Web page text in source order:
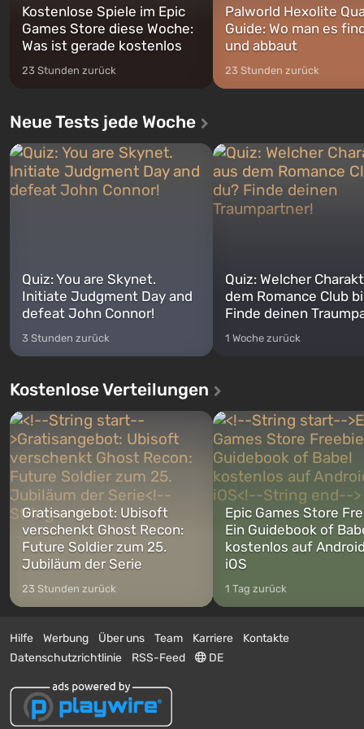
Kostenlose Spiele im Epic
Games Store diese Woche:
Was ist gerade kostenlos
23 Stunden zurück
Palworld Hexolite
Guide: Wo man es
und abbaut
23 Stunden zurück
Neue Tests jede Woche
Quiz: You are Skynet.
Initiate Judgment Day and
defeat John Connor!
3 Stunden zurück
Quiz: Welcher
dem Romance Club
Finde deinen
1 Woche zurück
Kostenlose Verteilungen
Gratisangebot: Ubisoft
verschenkt Ghost Recon:
Future Soldier zum 25.
Jubiläum der Serie
23 Stunden zurück
Epic Games Store
Ein Guidebook of
kostenlos auf
iOS
1 Tag zurück
Hilfe Werbung Über uns Team Karriere
Kontakte
Datenschutzrichtlinie
RSS-Feed DE